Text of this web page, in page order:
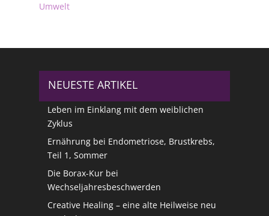
Umwelt
NEUESTE ARTIKEL
Leben im Einklang mit dem weiblichen
Zyklus
Ernährung bei Endometriose, Brustkrebs,
Teil 1, Sommer
Die Borax-Kur bei
Wechseljahresbeschwerden
Creative Healing – eine alte Heilweise neu